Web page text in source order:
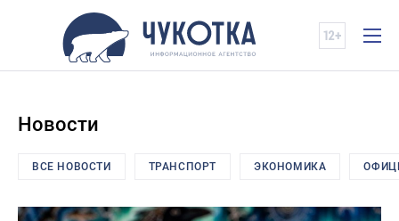
Новости
ВСЕ НОВОСТИ ТРАНСПОРТ ЭКОНОМИКА